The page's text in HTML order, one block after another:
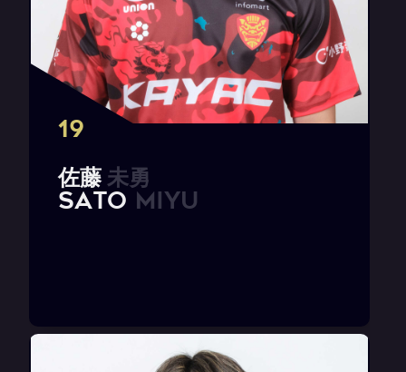
19
佐藤未勇
SATO Miyu